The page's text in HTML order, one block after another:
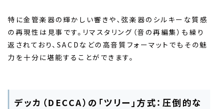
特に金管楽器の輝かしい響きや、弦楽器のシルキーな質感
の再現性は見事です。リマスタリング（音の再編集）も繰り
返されており、SACDなどの高音質フォーマットでもその魅
力を十分に堪能することができます。
デッカ（DECCA）の「ツリー」方式：圧倒的な